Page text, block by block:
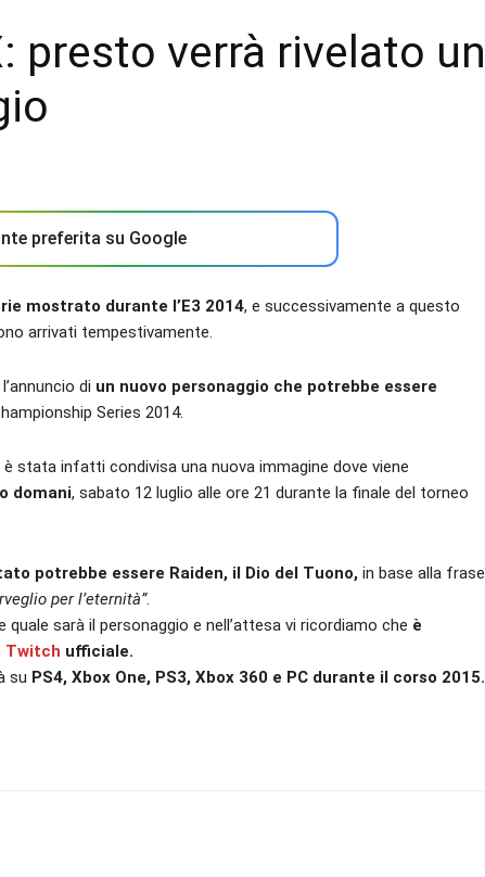
presto verrà rivelato un
preferita su Google
mostrato durante l’E3 2014, e successivamente a questo
arrivati tempestivamente.
di un nuovo personaggio che potrebbe essere
Series 2014.
è stata infatti condivisa una nuova immagine dove viene
domani, sabato 12 luglio alle ore 21 durante la finale del torneo
potrebbe essere Raiden, il Dio del Tuono, in base alla frase
per l’eternità”.
sarà il personaggio e nell’attesa vi ricordiamo che è
Twitch ufficiale.
su PS4, Xbox One, PS3, Xbox 360 e PC durante il corso 2015.